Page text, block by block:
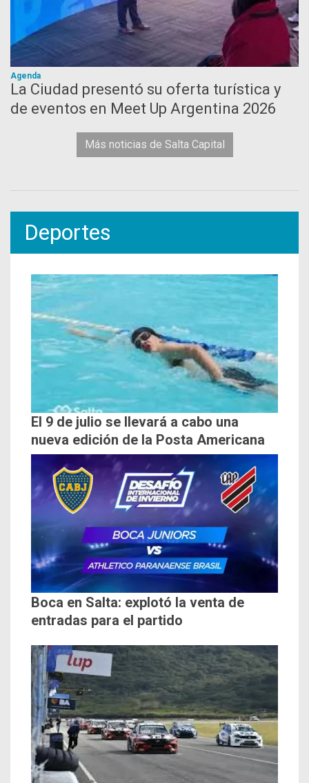
Agenda
La Ciudad presentó su oferta turística y
de eventos en Meet Up Argentina 2026
Más noticias de Salta Capital
Deportes
El 9 de julio se llevará a cabo una
nueva edición de la Posta Americana
Boca en Salta: explotó la venta de
entradas para el partido